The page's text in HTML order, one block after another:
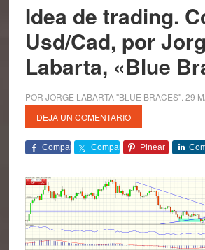
Idea de trading.
Usd/Cad, por
Labarta, «Blue
POR JORGE LABARTA "BLUE BRACES". 29
DEJA UN COMENTARIO
Comparte Comparte Pinear